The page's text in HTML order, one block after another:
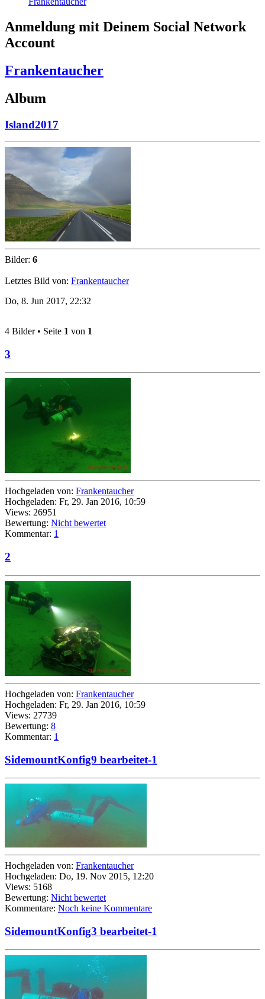
Anmeldung mit Deinem Social Network
Account
Frankentaucher
Album
Island2017
Bilder: 6
Letztes Bild von: Frankentaucher
Do, 8. Jun 2017, 22:32
4 Bilder • Seite 1 von 1
3
Hochgeladen von: Frankentaucher
Hochgeladen: Fr, 29. Jan 2016, 10:59
Views: 26951
Bewertung: Nicht bewertet
Kommentar: 1
2
Hochgeladen von: Frankentaucher
Hochgeladen: Fr, 29. Jan 2016, 10:59
Views: 27739
Bewertung: 8
Kommentar: 1
SidemountKonfig9 bearbeitet-1
Hochgeladen von: Frankentaucher
Hochgeladen: Do, 19. Nov 2015, 12:20
Views: 5168
Bewertung: Nicht bewertet
Kommentare: Noch keine Kommentare
SidemountKonfig3 bearbeitet-1